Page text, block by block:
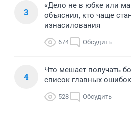
3
«Дело не в юбке или
объяснил, кто чаще
изнасилования
674 Обсудить
4
Что мешает получать
список главных ошибок
528 Обсудить